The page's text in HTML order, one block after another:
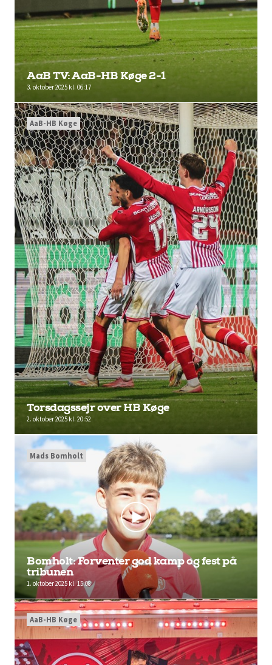
AaB TV: AaB-HB Køge 2-1
3. oktober 2025 kl. 06:17
Torsdagssejr over HB Køge
2. oktober 2025 kl. 20:52
AaB-HB Køge
Bomholt: Forventer god kamp og fest på
tribunen
1. oktober 2025 kl. 15:08
Mads Bomholt
AaB-HB Køge